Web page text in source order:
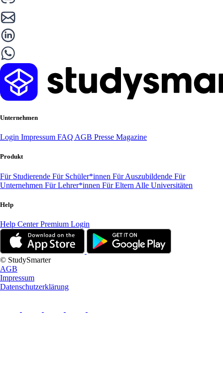
Unternehmen
Login Impressum FAQ AGB Presse Magazine
Produkt
Für Studierende Für Schüler*innen Für Auszubildende Für
Unternehmen Für Lehrer*innen Für Eltern Alle Universitäten
Help
Help CenterPremium Login
© StudySmarter
AGB
Impressum
Datenschutzerklärung